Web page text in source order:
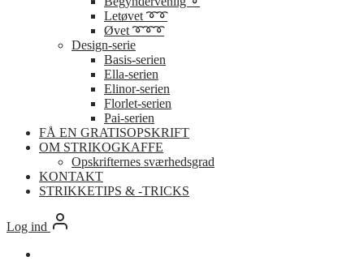
Letøvet ➰➰
Øvet ➰➰➰
Design-serie
Basis-serien
Ella-serien
Elinor-serien
Florlet-serien
Pai-serien
FÅ EN GRATISOPSKRIFT
OM STRIKOGKAFFE
Opskrifternes sværhedsgrad
KONTAKT
STRIKKETIPS & -TRICKS
Log ind